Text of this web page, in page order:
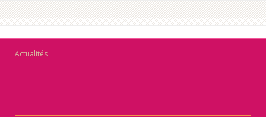
Actualités